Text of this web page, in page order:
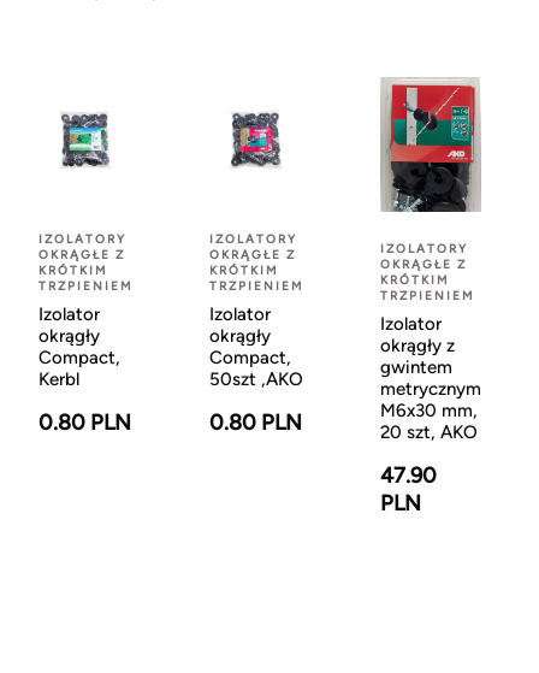
IZOLATORY
OKRĄGŁE Z
KRÓTKIM
TRZPIENIEM
Izolator
okrągły
Compact,
Kerbl
0.80 PLN
IZOLATORY
OKRĄGŁE Z
KRÓTKIM
TRZPIENIEM
Izolator
okrągły
Compact,
50szt ,AKO
0.80 PLN
IZOLATORY
OKRĄGŁE Z
KRÓTKIM
TRZPIENIEM
Izolator
okrągły z
gwintem
metrycznym
M6x30 mm,
20 szt, AKO
47.90
PLN